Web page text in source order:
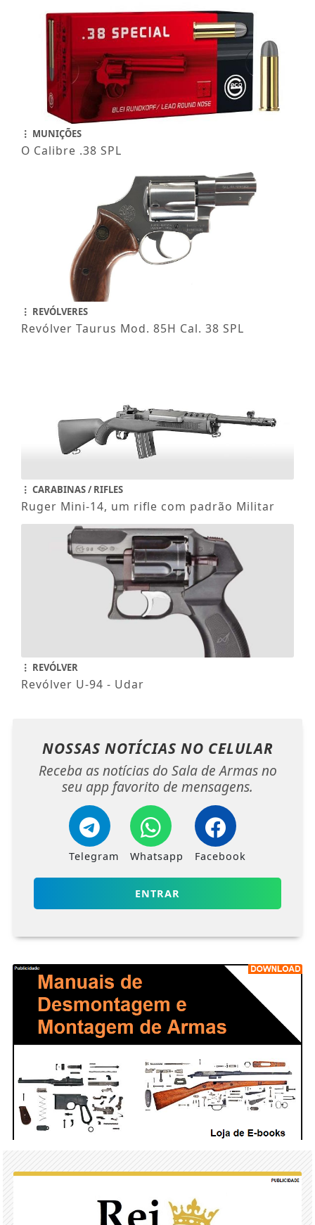
MUNIÇÕES
O Calibre .38 SPL
REVÓLVERES
Revólver Taurus Mod. 85H Cal. 38 SPL
CARABINAS / RIFLES
Ruger Mini-14, um rifle com padrão Militar
REVÓLVER
Revólver U-94 - Udar
NOSSAS NOTÍCIAS NO CELULAR
Receba as notícias do Sala de Armas no
seu app favorito de mensagens.
Telegram Whatsapp Facebook
ENTRAR